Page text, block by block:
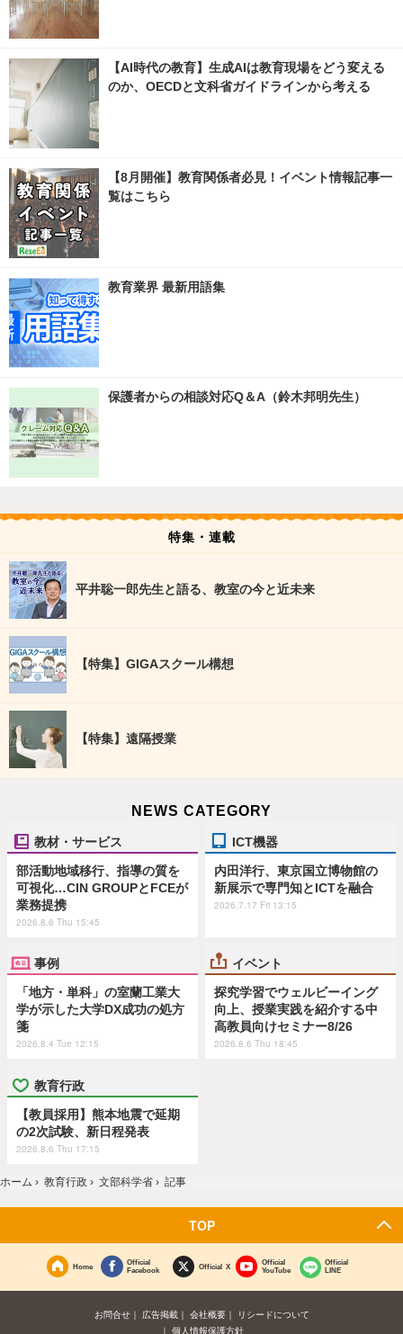
【AI時代の教育】生成AIは教育現場をどう変える
のか、OECDと文科省ガイドラインから考える
【8月開催】教育関係者必見！イベント情報記事一
覧はこちら
教育業界 最新用語集
保護者からの相談対応Q＆A（鈴木邦明先生）
特集・連載
平井聡一郎先生と語る、教室の今と近未来
【特集】GIGAスクール構想
【特集】遠隔授業
NEWS CATEGORY
教材・サービス
部活動地域移行、指導の質を
可視化…CIN GROUPとFCEが
業務提携
2026.8.6 Thu 15:45
ICT機器
内田洋行、東京国立博物館の
新展示で専門知とICTを融合
2026.7.17 Fri 13:15
事例
「地方・単科」の室蘭工業大
学が示した大学DX成功の処方
箋
2026.8.4 Tue 12:15
イベント
探究学習でウェルビーイング
向上、授業実践を紹介する中
高教員向けセミナー8/26
2026.8.6 Thu 18:45
教育行政
【教員採用】熊本地震で延期
の2次試験、新日程発表
2026.8.6 Thu 17:15
ホーム › 教育行政 › 文部科学省 › 記事
TOP
Home
Official
Facebook
Official X
Official
YouTube
Official
LINE
お問合せ 広告掲載 会社概要
リシードについて
個人情報保護方針